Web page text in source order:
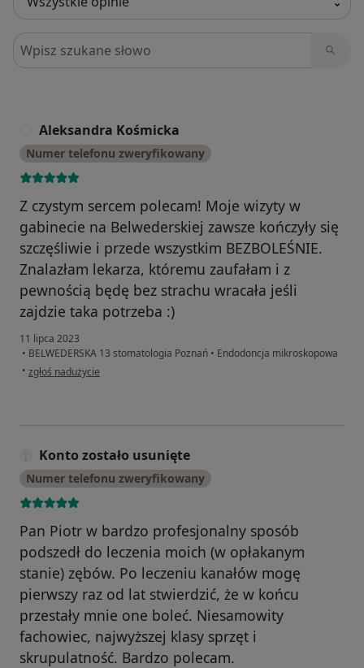
Szukaj w opiniach
Aleksandra Kośmicka
Numer telefonu zweryfikowany
Z czystym sercem polecam! Moje wizyty w
gabinecie na Belwederskiej zawsze kończyły się
szczęśliwie i przede wszystkim BEZBOLEŚNIE.
Znalazłam lekarza, któremu zaufałam i z
pewnością będę bez strachu wracała jeśli
zajdzie taka potrzeba :)
11 lipca 2023
• BELWEDERSKA 13 stomatologia Poznań • Endodoncja mikroskopowa
• w opinii użytkownika Aleksandra Kośmicka
zgłoś nadużycie
Konto zostało usunięte
Numer telefonu zweryfikowany
Pan Piotr w bardzo profesjonalny sposób
podszedł do leczenia moich (w opłakanym
stanie) zębów. Po leczeniu kanałów mogę
pierwszy raz od lat stwierdzić, że w końcu
przestały mnie one boleć. Niesamowity
fachowiec, najwyższej klasy sprzęt i
skrupulatność. Bardzo polecam.